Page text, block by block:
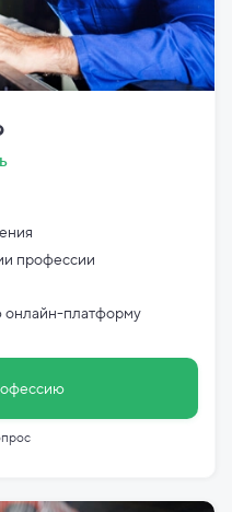
профессии
онлайн-платформу